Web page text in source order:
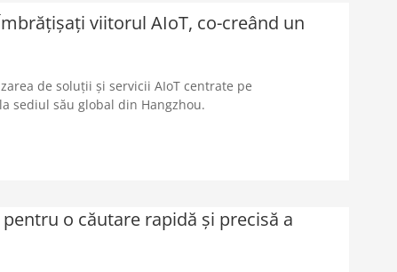
viitorul AIoT, co-creând un
de soluții și servicii AIoT centrate pe
sediul său global din Hangzhou.
o căutare rapidă și precisă a